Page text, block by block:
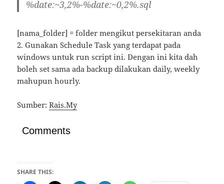
%date:~3,2%-%date:~0,2%.sql
[nama_folder] = folder mengikut persekitaran anda
2. Gunakan Schedule Task yang terdapat pada
windows untuk run script ini. Dengan ini kita dah
boleh set sama ada backup dilakukan daily, weekly
mahupun hourly.
Sumber:Rais.My
Comments
SHARE THIS: